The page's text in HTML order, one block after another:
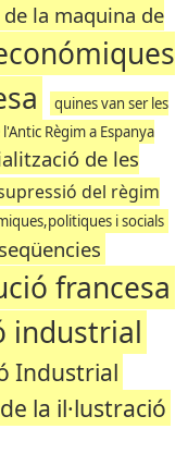
la maquina de
quines van ser les
Règim a Espanya
de les
del règim
i socials
francesa
industrial
Industrial
la il·lustració